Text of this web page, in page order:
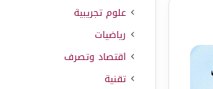
علوم تجريبية
رياضيات
اقتصاد وتصرف
تقنية